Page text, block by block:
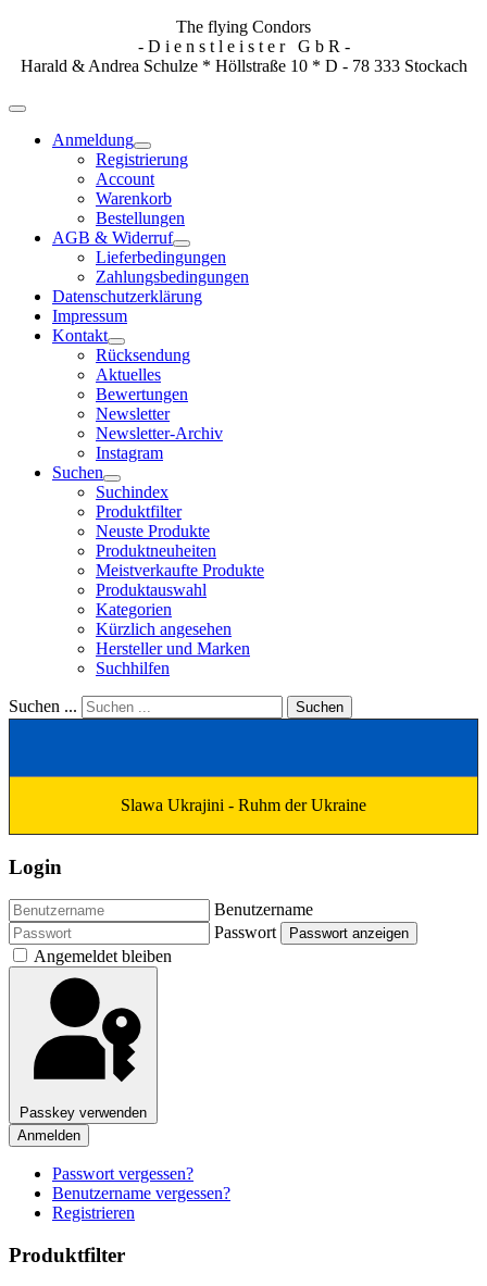
The flying Condors
- D i e n s t l e i s t e r G b R -
Harald & Andrea Schulze * Höllstraße 10 * D - 78 333 Stockach
Anmeldung
Registrierung
Account
Warenkorb
Bestellungen
AGB & Widerruf
Lieferbedingungen
Zahlungsbedingungen
Datenschutzerklärung
Impressum
Kontakt
Rücksendung
Aktuelles
Bewertungen
Newsletter
Newsletter-Archiv
Instagram
Suchen
Suchindex
Produktfilter
Neuste Produkte
Produktneuheiten
Meistverkaufte Produkte
Produktauswahl
Kategorien
Kürzlich angesehen
Hersteller und Marken
Suchhilfen
Suchen ... Suchen
Slawa Ukrajini - Ruhm der Ukraine
Login
Benutzername
Passwort
Passwort anzeigen
Angemeldet bleiben
Passkey verwenden
Anmelden
Passwort vergessen?
Benutzername vergessen?
Registrieren
Produktfilter